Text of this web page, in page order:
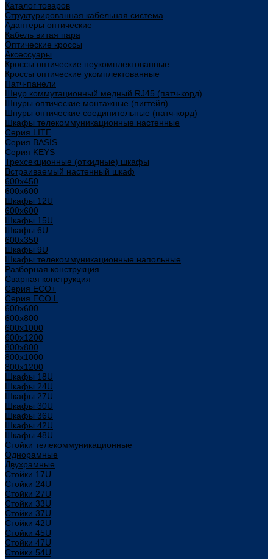
Каталог товаров
Структурированная кабельная система
Адаптеры оптические
Кабель витая пара
Оптические кроссы
Аксессуары
Кроссы оптические неукомплектованные
Кроссы оптические укомплектованные
Патч-панели
Шнур коммутационный медный RJ45 (патч-корд)
Шнуры оптические монтажные (пигтейл)
Шнуры оптические соединительные (патч-корд)
Шкафы телекоммуникационные настенные
Cерия LITE
Cерия BASIS
Cерия KEYS
Трехсекционные (откидные) шкафы
Встраиваемый настенный шкаф
600x450
600x600
Шкафы 12U
600x600
Шкафы 15U
Шкафы 6U
600x350
Шкафы 9U
Шкафы телекоммуникационные напольные
Разборная конструкция
Сварная конструкция
Серия ECO+
Серия ECO L
600x600
600x800
600х1000
600х1200
800x800
800х1000
800х1200
Шкафы 18U
Шкафы 24U
Шкафы 27U
Шкафы 30U
Шкафы 36U
Шкафы 42U
Шкафы 48U
Стойки телекоммуникационные
Однорамные
Двухрамные
Стойки 17U
Стойки 24U
Стойки 27U
Стойки 33U
Стойки 37U
Стойки 42U
Стойки 45U
Стойки 47U
Стойки 54U